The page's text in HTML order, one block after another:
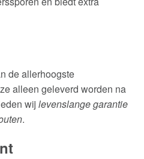
de allerhoogste
alleen geleverd worden na
wijlevenslange garantie
.